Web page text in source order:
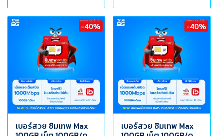
-40%
เบอร์สวย ซิมเทพ Max
-40%
เบอร์สวย ซิมเทพ Max